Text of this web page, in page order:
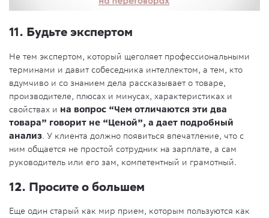
11. Будьте экспертом
Не тем экспертом, который щеголяет профессиональными
терминами и давит собеседника интеллектом, а тем, кто
вдумчиво и со знанием дела рассказывает о товаре,
производителе, плюсах и минусах, характеристиках и
свойствах и на вопрос “Чем отличаются эти два
товара” говорит не “Ценой”, а дает подробный
анализ. У клиента должно появиться впечатление, что с
ним общается не простой сотрудник на зарплате, а сам
руководитель или его зам, компетентный и грамотный.
12. Просите о большем
Еще один старый как мир прием, которым пользуются как